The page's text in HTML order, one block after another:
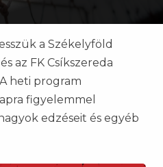
a Székelyföld
az FK Csíkszereda
heti program
figyelemmel
edzéseit és egyéb